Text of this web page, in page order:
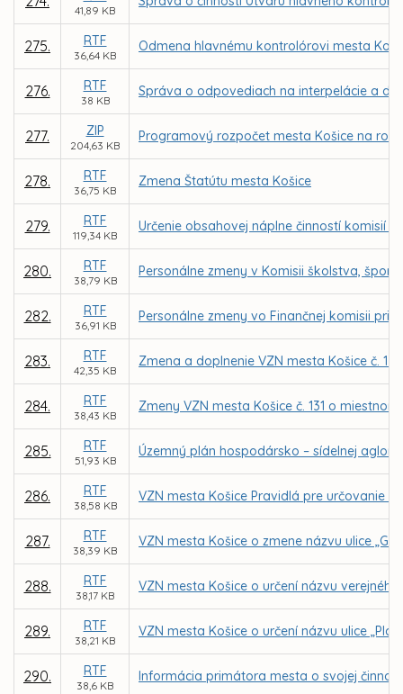
41,89 KB
275. RTF
36,64 KB
Odmena hlavnému kontrolórovi mesta
276. RTF
38 KB
Správa o odpovediach na interpelácie a
277. ZIP
204,63 KB
Programový rozpočet mesta Košice na roky
278. RTF
36,75 KB
Zmena Štatútu mesta Košice
279. RTF
119,34 KB
Určenie obsahovej náplne činností komisií
280. RTF
38,79 KB
Personálne zmeny v Komisii školstva,
282. RTF
36,91 KB
Personálne zmeny vo Finančnej komisii pri
283. RTF
42,35 KB
Zmena a doplnenie VZN mesta Košice č.
284. RTF
38,43 KB
Zmeny VZN mesta Košice č. 131 o
285. RTF
51,93 KB
Územný plán hospodársko – sídelnej
286. RTF
38,58 KB
VZN mesta Košice Pravidlá pre určovanie
287. RTF
38,39 KB
VZN mesta Košice o zmene názvu ulice
288. RTF
38,17 KB
VZN mesta Košice o určení názvu
289. RTF
38,21 KB
VZN mesta Košice o určení názvu ulice
290. RTF
38,6 KB
Informácia primátora mesta o svojej